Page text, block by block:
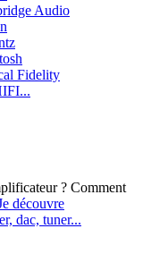
Audio
Fidelity
Comment
découvre
dac, tuner...